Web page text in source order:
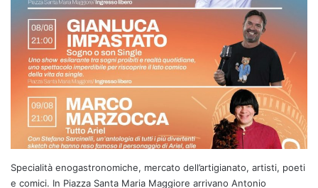
Specialità enogastronomiche, mercato dell’artigianato, artisti, poeti
e comici. In Piazza Santa Maria Maggiore arrivano Antonio